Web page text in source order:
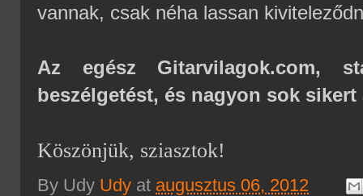
vannak, csak néha lassan
Az egész Gitarvilagok.com,
beszélgetést, és nagyon sok sikert
Köszönjük, sziasztok!
By Udy Udy at augusztus 06, 2012